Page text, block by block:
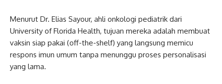
Menurut Dr. Elias Sayour, ahli onkologi pediatrik dari
University of Florida Health, tujuan mereka adalah membuat
vaksin siap pakai (off-the-shelf) yang langsung memicu
respons imun umum tanpa menunggu proses personalisasi
yang lama.